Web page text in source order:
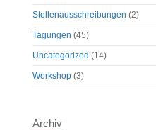
Stellenausschreibungen (2)
Tagungen (45)
Uncategorized (14)
Workshop(3)
Archiv